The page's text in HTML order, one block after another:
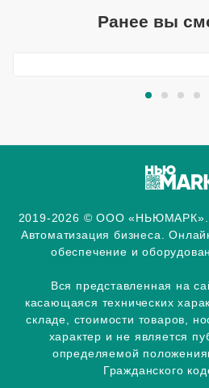
Ранее вы
2019-2026 © ООО «НЬЮМАРК».
Автоматизация бизнеса.
обеспечение и
Вся представленная на
касающаяся технических
складе, стоимости товаров,
характер и не является
определяемой
Гражданского